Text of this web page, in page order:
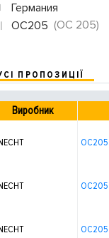
Германия
OC205 (OC 205)
ПРОПОЗИЦІЇ
Виробник
OC205
OC205
OC205